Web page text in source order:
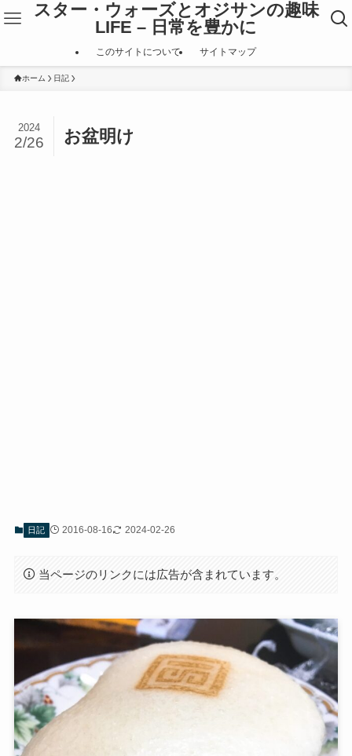
スター・ウォーズとオジサンの趣味
LIFE – 日常を豊かに
このサイトについて サイトマップ
ホーム 日記
お盆明け
2024
2/26
日記 2016-08-16 2024-02-26
当ページのリンクには広告が含まれています。